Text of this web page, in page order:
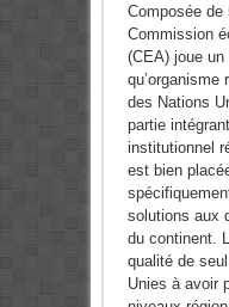
Composée
Commission
(CEA) joue
qu’organisme
des Nations
partie
institutionnel
est bien
solutions aux
du continent.
qualité de
Unies à avoir